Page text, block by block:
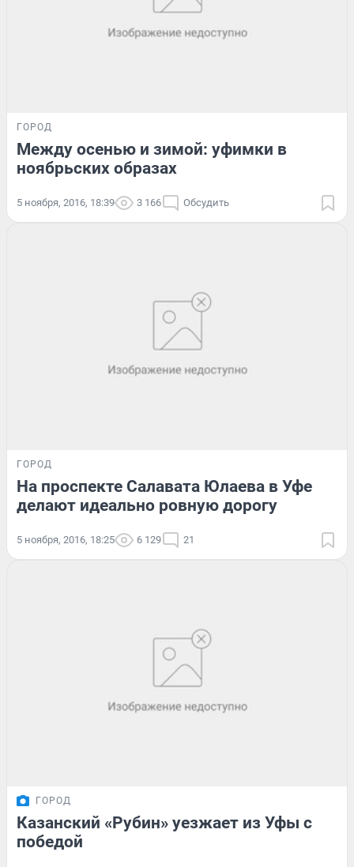
ГОРОД
Между осенью и зимой: уфимки в
ноябрьских образах
5 ноября, 2016, 18:39 3 166 Обсудить
ГОРОД
На проспекте Салавата Юлаева в Уфе
делают идеально ровную дорогу
5 ноября, 2016, 18:25 6 129 21
ГОРОД
Казанский «Рубин» уезжает из Уфы с
победой